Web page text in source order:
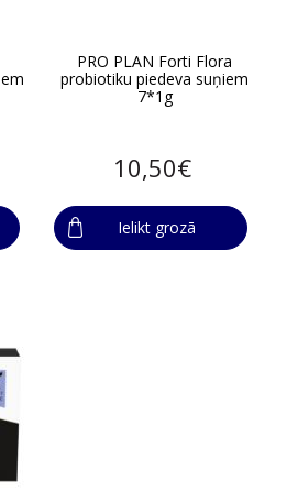
PRO PLAN Forti Flora
probiotiku piedeva suņiem
7*1g
10,50€
Ielikt grozā